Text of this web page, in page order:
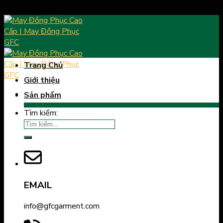
Tìm kiếm:
EMAIL
info@gfcgarment.com
Trang Chủ
Giới thiệu
Sản phẩm